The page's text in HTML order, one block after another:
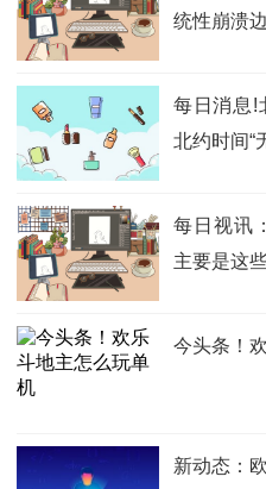
统性崩溃
每日消息!
北约时间“
每日视讯
主要是这
今头条！
新动态：